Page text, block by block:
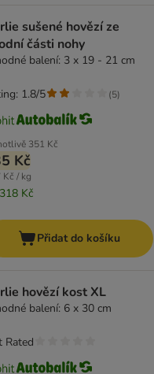
sušené hovězí ze
části nohy
balení: 3 x 19 - 21 cm
351 Kč
Kč
Kč / kg
318 Kč
1.8/5 (5)
Přidat do košíku
hovězí kost XL
balení: 6 x 30 cm
Rated